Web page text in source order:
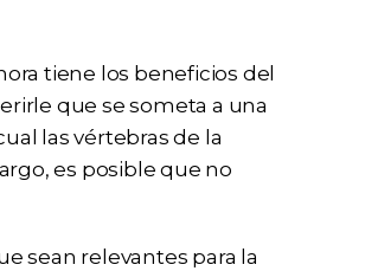
tiene los beneficios del
que se someta a una
las vértebras de la
es posible que no
sean relevantes para la